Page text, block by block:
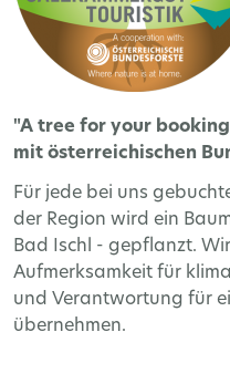
"A tree for your
mit österreichischen
Für jede bei uns
der Region wird ein
Bad Ischl - gepflanzt.
Aufmerksamkeit für
und Verantwortung für
übernehmen.